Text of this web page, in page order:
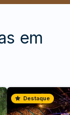
em
Destaque